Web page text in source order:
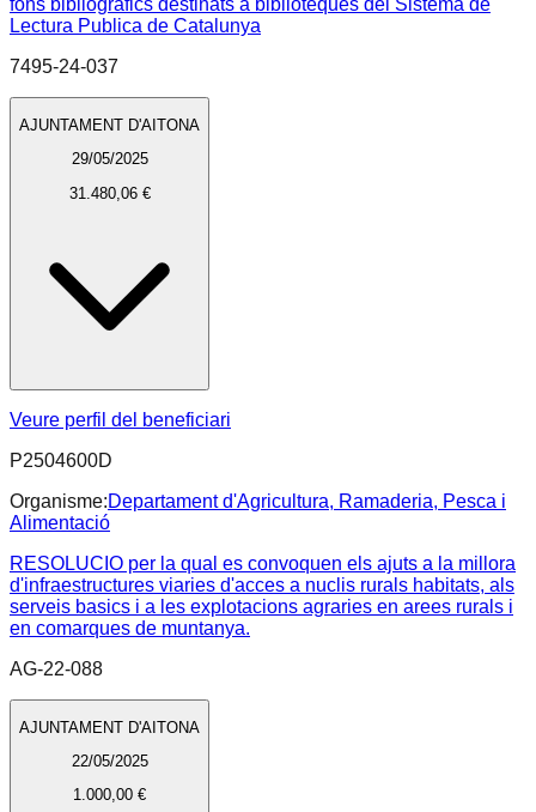
Lectura Publica de Catalunya
7495-24-037
AJUNTAMENT D'AITONA
29/05/2025
31.480,06 €
Veure perfil del beneficiari
P2504600D
Organisme:Departament d'Agricultura, Ramaderia, Pesca i
Alimentació
RESOLUCIO per la qual es convoquen els ajuts a la millora
d'infraestructures viaries d'acces a nuclis rurals habitats, als
serveis basics i a les explotacions agraries en arees rurals i
en comarques de muntanya.
AG-22-088
AJUNTAMENT D'AITONA
22/05/2025
1.000,00 €